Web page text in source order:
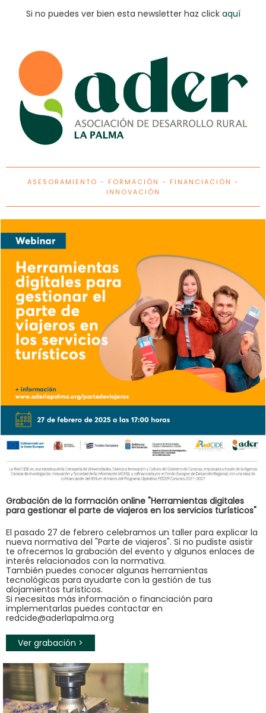
Si no puedes ver bien esta newsletter haz click aquí
ASESORAMIENTO - FORMACIÓN - FINANCIACIÓN -
INNOVACIÓN
Grabación de la formación online "Herramientas digitales
para gestionar el parte de viajeros en los servicios turísticos"
El pasado 27 de febrero celebramos un taller para explicar la
nueva normativa del "Parte de viajeros". Si no pudiste asistir
te ofrecemos la grabación del evento y algunos enlaces de
interés relacionados con la normativa.
También puedes conocer algunas herramientas
tecnológicas para ayudarte con la gestión de tus
alojamientos turísticos.
Si necesitas más información o financiación para
implementarlas puedes contactar en
redcide@aderlapalma.org
Ver grabación >